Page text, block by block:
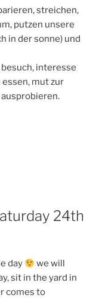
streichen,
putzen unsere
in der sonne) und
interesse
mut zur
24th
day
we will
sit in the yard in
comes to